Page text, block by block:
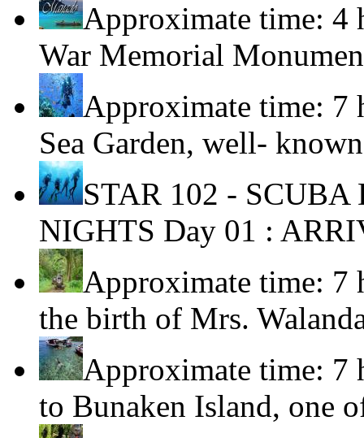
Approximate time: 4
War Memorial
Approximate time: 7
Sea Garden, well-
STAR 102 -
NIGHTS Day 01 :
Approximate time: 7
the birth of Mrs.
Approximate time: 7
to Bunaken Island, one